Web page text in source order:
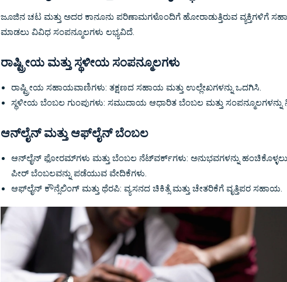
ಜೂಜಿನ ಚಟ ಮತ್ತು ಅದರ ಕಾನೂನು ಪರಿಣಾಮಗಳೊಂದಿಗೆ ಹೋರಾಡುತ್ತಿರುವ ವ್ಯಕ್ತಿಗಳಿಗೆ
ಮಾಡಲು ವಿವಿಧ ಸಂಪನ್ಮೂಲಗಳು ಲಭ್ಯವಿದೆ.
ರಾಷ್ಟ್ರೀಯ ಮತ್ತು ಸ್ಥಳೀಯ ಸಂಪನ್ಮೂಲಗಳು
ರಾಷ್ಟ್ರೀಯ ಸಹಾಯವಾಣಿಗಳು: ತಕ್ಷಣದ ಸಹಾಯ ಮತ್ತು ಉಲ್ಲೇಖಗಳನ್ನು ಒದಗಿಸಿ.
ಸ್ಥಳೀಯ ಬೆಂಬಲ ಗುಂಪುಗಳು: ಸಮುದಾಯ ಆಧಾರಿತ ಬೆಂಬಲ ಮತ್ತು ಸಂಪನ್ಮೂಲಗಳನ್ನು
ಆನ್‌ಲೈನ್ ಮತ್ತು ಆಫ್‌ಲೈನ್ ಬೆಂಬಲ
ಆನ್‌ಲೈನ್ ಫೋರಮ್‌ಗಳು ಮತ್ತು ಬೆಂಬಲ ನೆಟ್‌ವರ್ಕ್‌ಗಳು: ಅನುಭವಗಳನ್ನು ಹಂಚಿಕೊಳ್ಳಲು
ಪೀರ್ ಬೆಂಬಲವನ್ನು ಪಡೆಯುವ ವೇದಿಕೆಗಳು.
ಆಫ್‌ಲೈನ್ ಕೌನ್ಸೆಲಿಂಗ್ ಮತ್ತು ಥೆರಪಿ: ವ್ಯಸನದ ಚಿಕಿತ್ಸೆ ಮತ್ತು ಚೇತರಿಕೆಗೆ ವೃತ್ತಿಪರ ಸಹಾಯ.